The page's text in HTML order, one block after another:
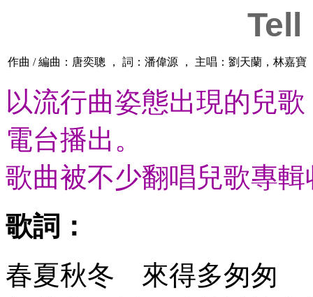
Tell
作曲 / 編曲：唐奕聰 ， 詞：潘偉源 ， 主唱：劉天蘭，林嘉寶
以流行曲姿態出現的兒
電台播出。
歌曲被不少翻唱兒歌專輯
歌詞：
春夏秋冬 來得多匆匆